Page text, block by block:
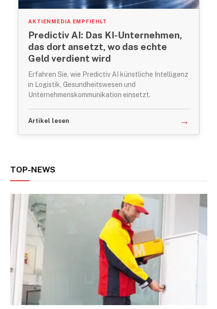
AKTIENMEDIA EMPFIEHLT
Predictiv AI: Das KI-Unternehmen,
das dort ansetzt, wo das echte
Geld verdient wird
Erfahren Sie, wie Predictiv AI künstliche Intelligenz
in Logistik, Gesundheitswesen und
Unternehmenskommunikation einsetzt.
Artikel lesen →
TOP-NEWS